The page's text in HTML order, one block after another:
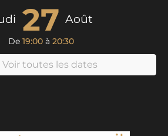
27 Août
De 19:00 à 20:30
Voir toutes les dates